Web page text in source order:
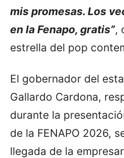
mis promesas. Los
en la Fenapo, gratis”,
estrella del pop
El gobernador del
Gallardo Cardona,
durante la
de la FENAPO 2026,
llegada de la